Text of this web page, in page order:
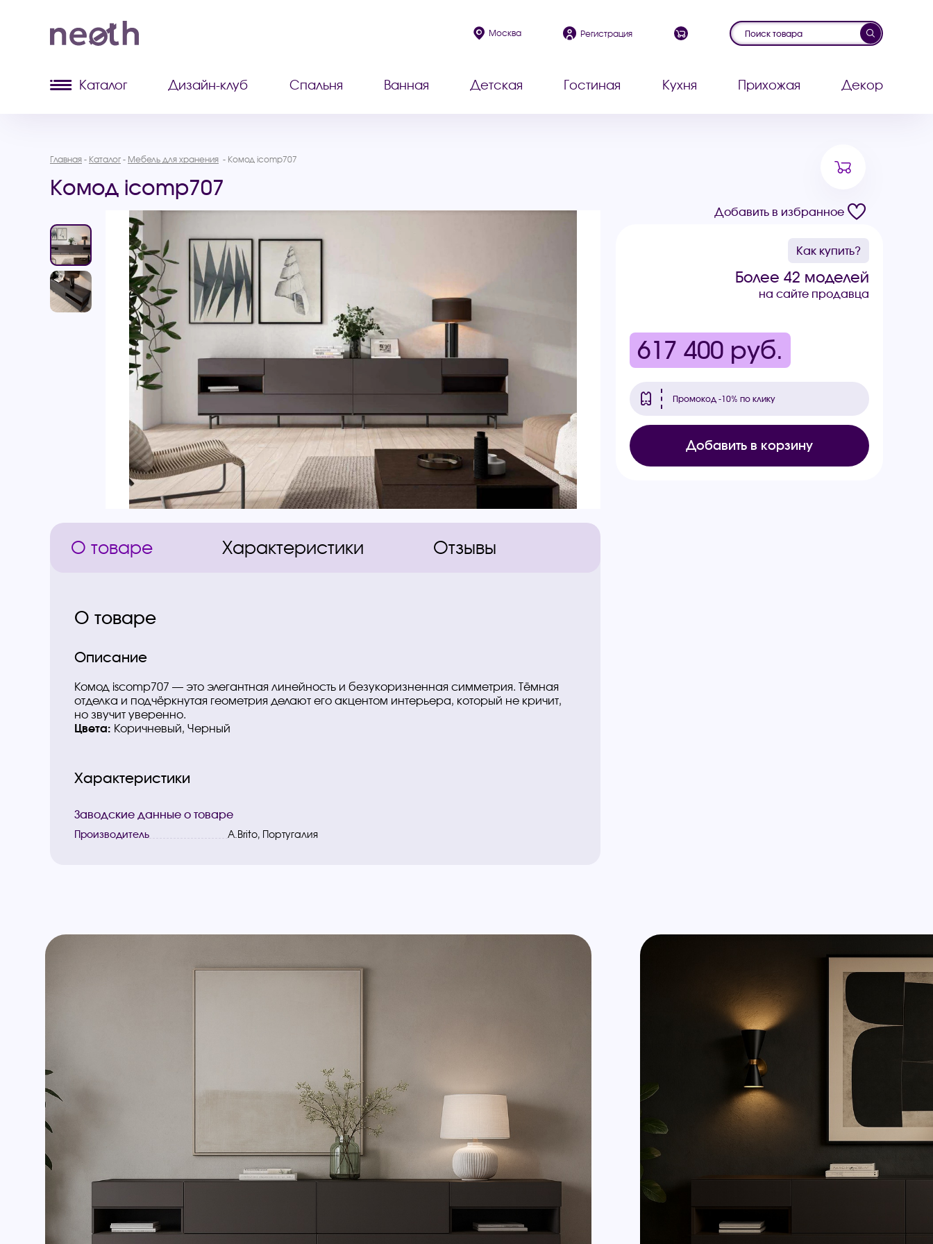
Москва Регистрация
Каталог Дизайн-клуб Спальня Ванная Детская Гостиная Кухня Прихожая Декор
Главная Каталог Мебель для хранения Комод icomp707
Комод icomp707
Добавить в избранное
Как купить?
Более 42 моделей
на сайте продавца
617 400 руб.
Промокод -10% по клику
Добавить в корзину
О товаре Характеристики Отзывы
О товаре
Описание
Комод iscomp707 — это элегантная линейность и безукоризненная симметрия. Тёмная
отделка и подчёркнутая геометрия делают его акцентом интерьера, который не кричит,
но звучит уверенно.
Цвета: Коричневый, Черный
Характеристики
Заводские данные о товаре
Производитель A.Brito, Португалия